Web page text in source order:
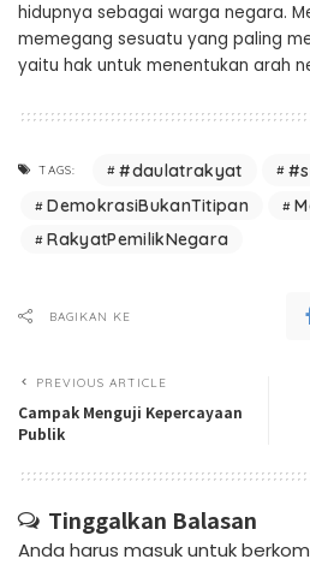
hidupnya sebagai warga negara.
memegang sesuatu yang paling
yaitu hak untuk menentukan arah
TAGS: #daulatrakyat
DemokrasiBukanTitipan
RakyatPemilikNegara
BAGIKAN KE
PREVIOUS ARTICLE
Campak Menguji Kepercayaan
Publik
Tinggalkan Balasan
Anda harus masukuntuk